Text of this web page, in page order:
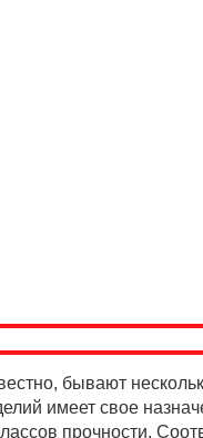
бывают
имеет свое
прочности.